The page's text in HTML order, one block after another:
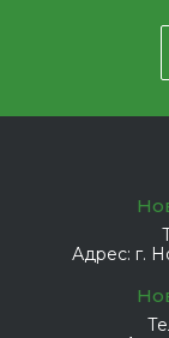
Адрес: г.